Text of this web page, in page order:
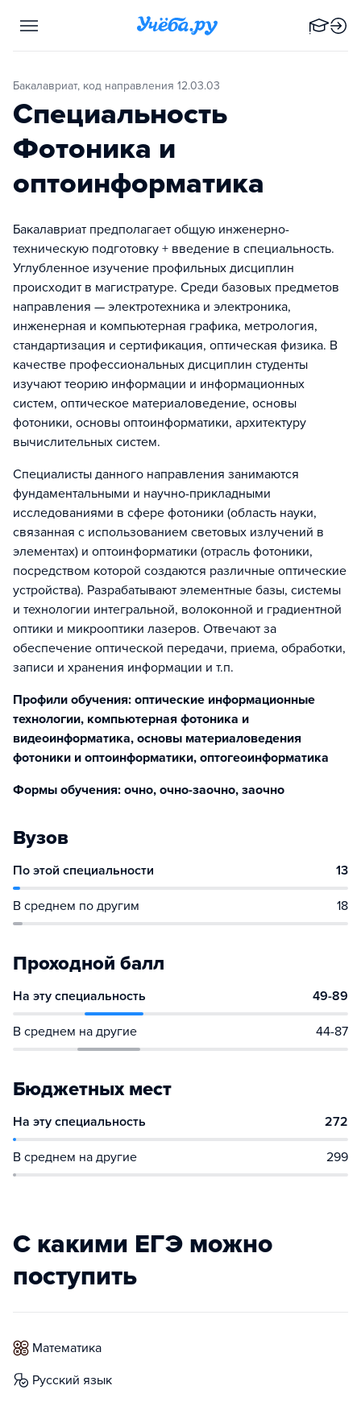
Бакалавриат, код направления 12.03.03
Специальность
Фотоника и
оптоинформатика
Бакалавриат предполагает общую инженерно-
техническую подготовку + введение в специальность.
Углубленное изучение профильных дисциплин
происходит в магистратуре. Среди базовых предметов
направления — электротехника и электроника,
инженерная и компьютерная графика, метрология,
стандартизация и сертификация, оптическая физика. В
качестве профессиональных дисциплин студенты
изучают теорию информации и информационных
систем, оптическое материаловедение, основы
фотоники, основы оптоинформатики, архитектуру
вычислительных систем.
Специалисты данного направления занимаются
фундаментальными и научно-прикладными
исследованиями в сфере фотоники (область науки,
связанная с использованием световых излучений в
элементах) и оптоинформатики (отрасль фотоники,
посредством которой создаются различные оптические
устройства). Разрабатывают элементные базы, системы
и технологии интегральной, волоконной и градиентной
оптики и микрооптики лазеров. Отвечают за
обеспечение оптической передачи, приема, обработки,
записи и хранения информации и т.п.
Профили обучения: оптические информационные
технологии, компьютерная фотоника и
видеоинформатика, основы материаловедения
фотоники и оптоинформатики, оптогеоинформатика
Формы обучения: очно, очно-заочно, заочно
Вузов
По этой специальности 13
В среднем по другим 18
Проходной балл
На эту специальность 49-89
В среднем на другие 44-87
Бюджетных мест
На эту специальность 272
В среднем на другие 299
С какими ЕГЭ можно
поступить
математика
русский язык